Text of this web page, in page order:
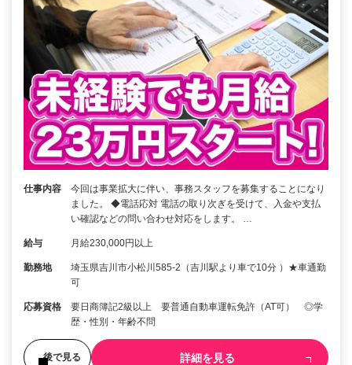
仕事内容
今回は事業拡大に伴い、事務スタッフを募集することになり
ました。 ◆電話応対 電話の取り次ぎを受けて、入金や支払
い確認などの問い合わせ対応をします。 …
給与 月給230,000円以上
勤務地
埼玉県吉川市小松川585-2（吉川駅より車で10分 ）★車通勤
可
応募資格
要日商簿記2級以上 要普通自動車運転免許（AT可） ◎学
歴・性別・年齢不問
後で見る 詳細を見る